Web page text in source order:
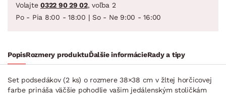
Volajte 0322 90 29 02, voľba 2
Po - Pia 8:00 - 18:00 | So - Ne 9:00 - 16:00
PopisRozmery produktuĎalšie informácieRady a tipy
Set podsedákov (2 ks) o rozmere 38×38 cm v žltej horčicovej
farbe prináša väčšie pohodlie vašim jedálenským stoličkám